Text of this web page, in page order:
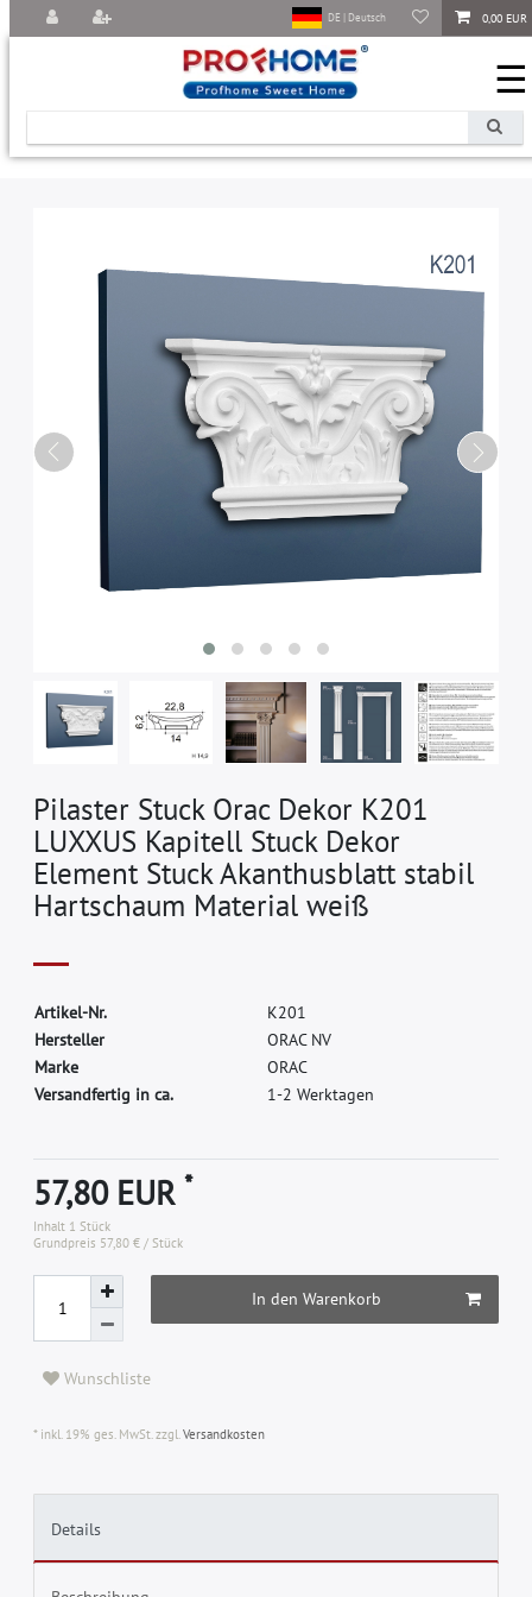
0,00 EUR
DE | Deutsch
☰
Pilaster Stuck Orac Dekor K201
LUXXUS Kapitell Stuck Dekor
Element Stuck Akanthusblatt stabil
Hartschaum Material weiß
Artikel-Nr. K201
Hersteller ORAC NV
Marke ORAC
Versandfertig in ca.
1-2 Werktagen
57,80 EUR*
Inhalt 1Stück
Grundpreis 57,80 € / Stück
In den Warenkorb
Wunschliste
* inkl. 19% ges. MwSt. zzgl.Versandkosten
Details